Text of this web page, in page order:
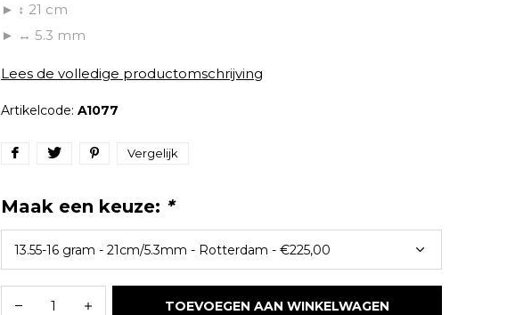
► ↕ 21 cm
► ↔ 5.3 mm
Lees de volledige productomschrijving
Artikelcode: A1077
Vergelijk
Maak een keuze: *
TOEVOEGEN AAN WINKELWAGEN